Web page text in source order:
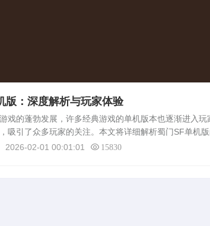
版：深度解析与玩家体验
的蓬勃发展，许多经典游戏的单机版本也逐渐进入玩
吸引了众多玩家的关注。本文将详细解析蜀门SF单机
家提供一份全面的参考。蜀门SF单机版概述蜀门SF单
2026-02-01 00:01:01 15830